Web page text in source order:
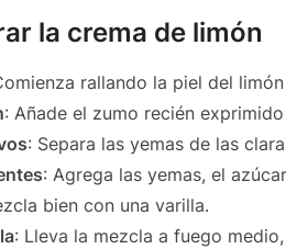
la crema de limón
rallando la piel del
: Añade el zumo recién
: Separa las yemas de las
: Agrega las yemas, el
bien con una varilla.
: Lleva la mezcla a fuego